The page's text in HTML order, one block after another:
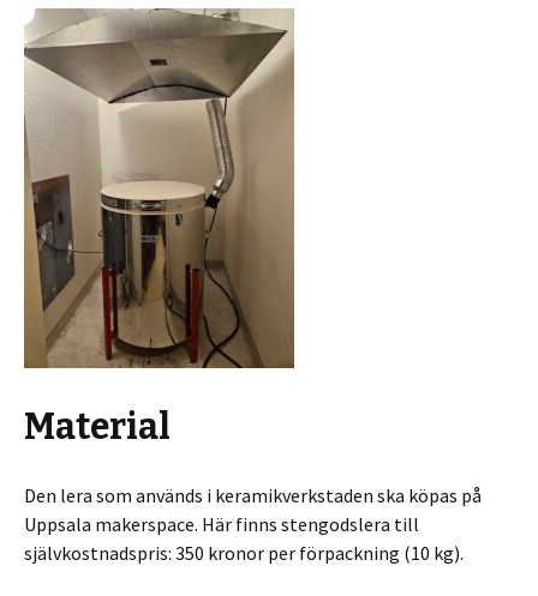
Material
Den lera som används i keramikverkstaden ska köpas på
Uppsala makerspace. Här finns stengodslera till
självkostnadspris: 350 kronor per förpackning (10 kg).